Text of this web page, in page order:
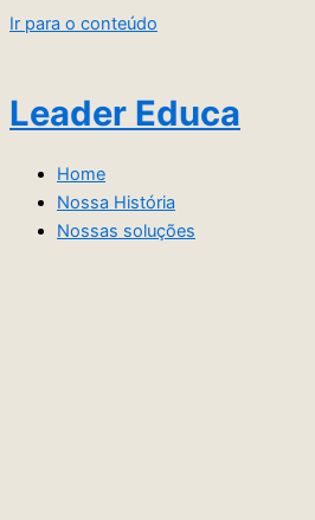
Ir para o conteúdo
Leader Educa
Home
Nossa História
Nossas soluções